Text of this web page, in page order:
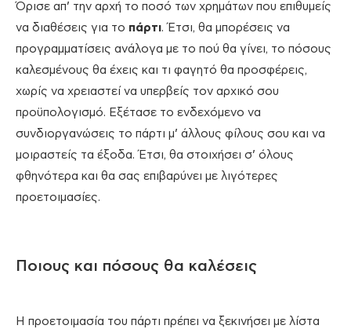
Όρισε απ’ την αρχή το ποσό των χρημάτων που επιθυμείς
να διαθέσεις για το πάρτι. Έτσι, θα μπορέσεις να
προγραμματίσεις ανάλογα με το πού θα γίνει, το πόσους
καλεσμένους θα έχεις και τι φαγητό θα προσφέρεις,
χωρίς να χρειαστεί να υπερβείς τον αρχικό σου
προϋπολογισμό. Εξέτασε το ενδεχόμενο να
συνδιοργανώσεις το πάρτι μ’ άλλους φίλους σου και να
μοιραστείς τα έξοδα. Έτσι, θα στοιχήσει σ’ όλους
φθηνότερα και θα σας επιβαρύνει με λιγότερες
προετοιμασίες.
Ποιους και πόσους θα καλέσεις
Η προετοιμασία του πάρτι πρέπει να ξεκινήσει με λίστα